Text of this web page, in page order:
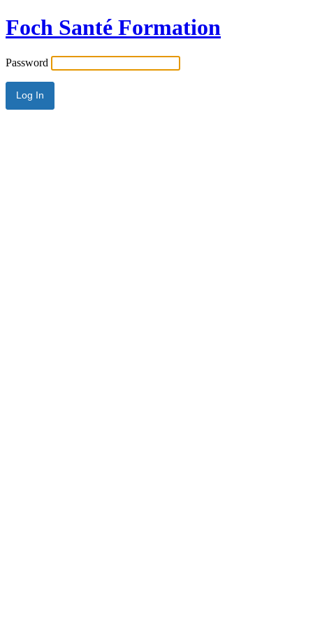
Foch Santé Formation
Password